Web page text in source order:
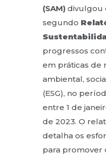
(SAM) divulgou
segundo
progressos
em práticas de
ambiental,
(ESG), no
entre 1 de
de 2023. O
detalha os
para promover